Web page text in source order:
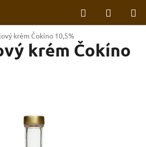
Hledat
KOŠÍK
krém Čokíno 10,5%
krém Čokíno